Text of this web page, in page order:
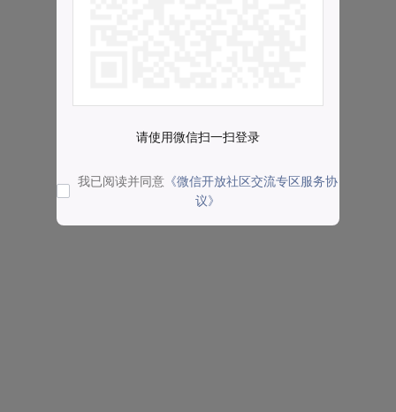
请使用微信扫一扫登录
我已阅读并同意 《微信开放社区交流专区服务协
议》